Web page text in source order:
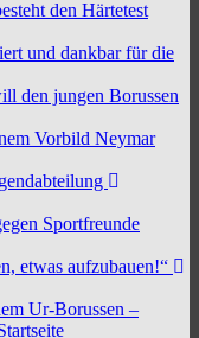
den Härtetest
und dankbar für die
den jungen Borussen
Vorbild Neymar
Sportfreunde
etwas aufzubauen!“
Ur-Borussen –